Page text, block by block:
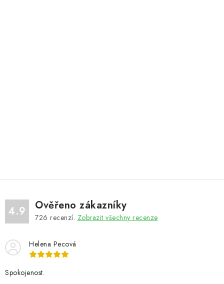
4.9 Ověřeno zákazníky
726 recenzí. Zobrazit všechny recenze
Helena Pecová
Spokojenost.